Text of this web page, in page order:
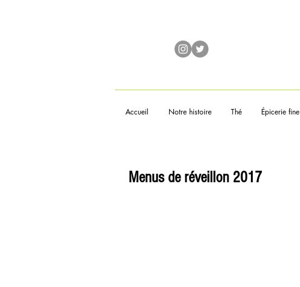
Accueil Notre histoire Thé Épicerie fine
Menus de réveillon 2017